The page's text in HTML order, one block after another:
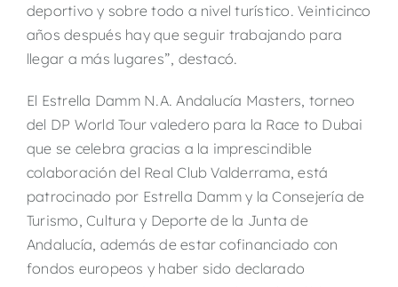
deportivo y sobre todo a nivel turístico. Veinticinco
años después hay que seguir trabajando para
llegar a más lugares”, destacó.
El Estrella Damm N.A. Andalucía Masters, torneo
del DP World Tour valedero para la Race to Dubai
que se celebra gracias a la imprescindible
colaboración del Real Club Valderrama, está
patrocinado por Estrella Damm y la Consejería de
Turismo, Cultura y Deporte de la Junta de
Andalucía, además de estar cofinanciado con
fondos europeos y haber sido declarado